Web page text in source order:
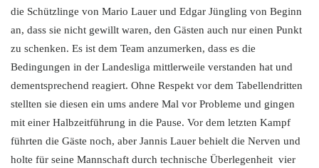
die Schützlinge von Mario Lauer und Edgar Jüngling von Beginn
an, dass sie nicht gewillt waren, den Gästen auch nur einen Punkt
zu schenken. Es ist dem Team anzumerken, dass es die
Bedingungen in der Landesliga mittlerweile verstanden hat und
dementsprechend reagiert. Ohne Respekt vor dem Tabellendritten
stellten sie diesen ein ums andere Mal vor Probleme und gingen
mit einer Halbzeitführung in die Pause. Vor dem letzten Kampf
führten die Gäste noch, aber Jannis Lauer behielt die Nerven und
holte für seine Mannschaft durch technische Überlegenheit vier